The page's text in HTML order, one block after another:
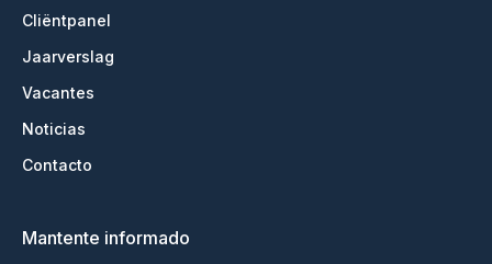
Cliëntpanel
Jaarverslag
Vacantes
Noticias
Contacto
Mantente informado